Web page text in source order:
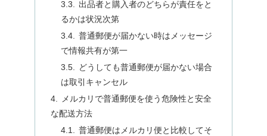
出品者と購入者のどちらが責任をと
るかは状況次第
普通郵便が届かない時はメッセージ
で情報共有が第一
どうしても普通郵便が届かない場合
は取引キャンセル
メルカリで普通郵便を使う危険性と安全
な配送方法
普通郵便はメルカリ便と比較してそ